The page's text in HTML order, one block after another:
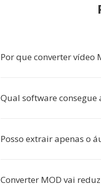
Por que converter vídeo
Qual software consegue
Posso extrair apenas o
Converter MOD vai